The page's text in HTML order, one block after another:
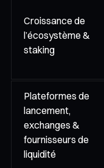
Croissance de
l’écosystème &
staking
Plateformes de
lancement,
exchanges &
fournisseurs de
liquidité